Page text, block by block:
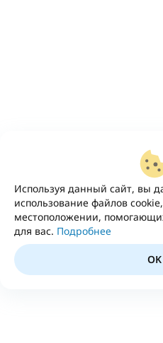
Используя данный сайт, вы
использование файлов
местоположении,
для вас. Подробнее
OK